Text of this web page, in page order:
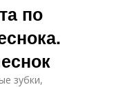
по
зубки,